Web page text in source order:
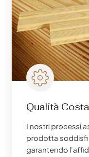
Qualità
I nostri processi
prodotta soddisfi
garantendo